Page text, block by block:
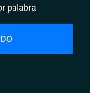
palabra